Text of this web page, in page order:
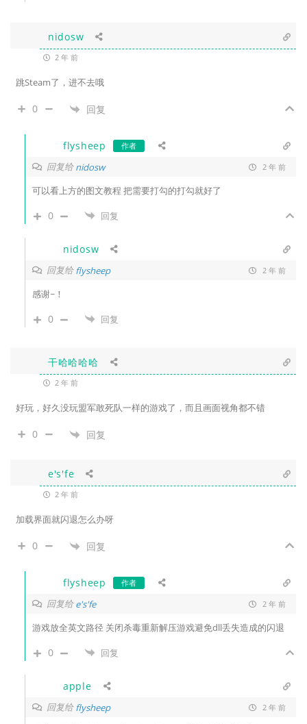
nidosw
2 年 前
跳Steam了，进不去哦
0 回复
flysheep 作者
回复给nidosw 2 年 前
可以看上方的图文教程 把需要打勾的打勾就好了
0 回复
nidosw
回复给flysheep 2 年 前
感谢~！
0 回复
干哈哈哈哈
2 年 前
好玩，好久没玩盟军敢死队一样的游戏了，而且画面视角都不错
0 回复
e's'fe
2 年 前
加载界面就闪退怎么办呀
0 回复
flysheep 作者
回复给e's'fe 2 年 前
游戏放全英文路径 关闭杀毒重新解压游戏避免dll丢失造成的闪退
0 回复
apple
回复给flysheep 2 年 前